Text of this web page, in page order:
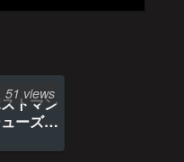
トマン
ーズ約
51 views